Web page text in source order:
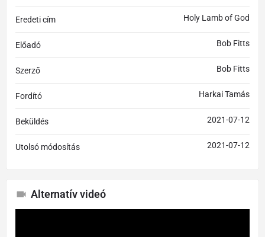
Eredeti cím Holy Lamb of God
Előadó Bob Fitts
Szerző Bob Fitts
Fordító Harkai Tamás
Beküldés 2021-07-12
Utolsó módosítás 2021-07-12
Alternatív videó